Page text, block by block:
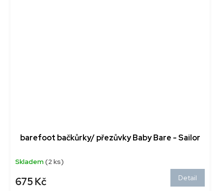
barefoot bačkůrky/ přezůvky Baby Bare - Sailor
Skladem(2 ks)
675 Kč Detail